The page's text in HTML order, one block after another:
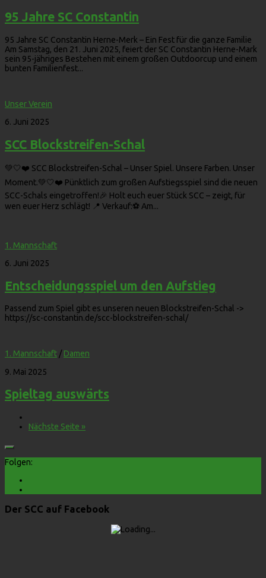
95 Jahre SC Constantin
95 Jahre SC Constantin Herne-Merk – Ein Fest für die ganze Familie
Am Samstag, den 21. Juni 2025, feiert der SC Constantin Herne-Mark
sein 95-jähriges Bestehen mit einem großen Outdoorcup und einem
bunten Familienfest...
Unser Verein
6. Juni 2025
SCC Blockstreifen-Schal
💚🤍❤️ SCC Blockstreifen-Schal – Unser Spiel. Unsere Farben. Unser
Moment.💚🤍❤️ Pünktlich zum großen Aufstiegsspiel sind die neuen
SCC-Schals eingetroffen!🎉 Holt euch euer Stück SCC – zeigt, für
wen euer Herz schlägt! 📍 Verkauf:⚽️ Am...
1. Mannschaft
6. Juni 2025
Entscheidungsspiel um den Aufstieg
Passend zum Spiel gibt es unseren neuen Blockstreifen-Schal ->
https://sc-constantin.de/scc-blockstreifen-schal/
1. Mannschaft / Damen
9. Mai 2025
Spieltag auswärts
Nächste Seite »
Folgen:
Der SCC auf Facebook